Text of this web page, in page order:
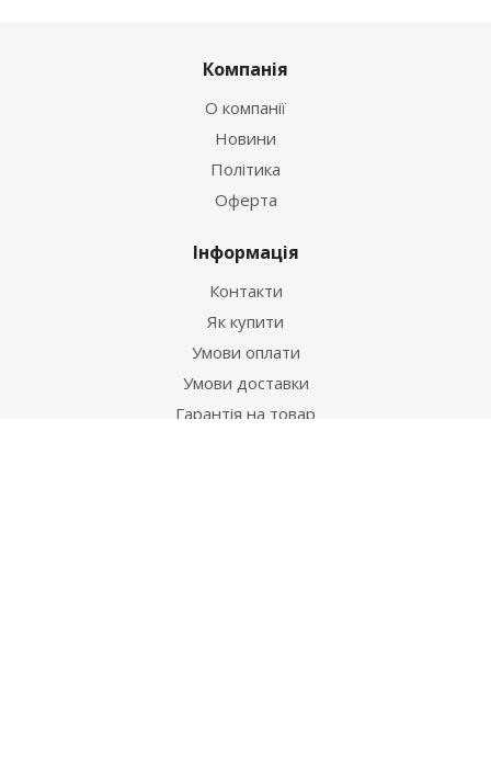
Компанія
О компанії
Новини
Політика
Оферта
Інформація
Контакти
Як купити
Умови оплати
Умови доставки
Гарантія на товар